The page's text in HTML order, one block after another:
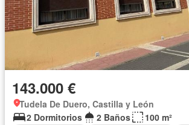
143.000 €
Tudela De Duero, Castilla y León
2 Dormitorios
2 Baños
100 m²